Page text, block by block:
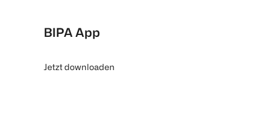
BIPA App
Jetzt downloaden